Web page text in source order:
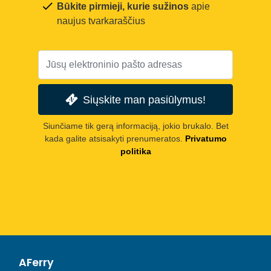
Būkite pirmieji, kurie sužinos apie
naujus tvarkaraščius
Siųskite man pasiūlymus!
Siunčiame tik gerą informaciją, jokio brukalo. Bet
kada galite atsisakyti prenumeratos. Privatumo
politika
AFerry